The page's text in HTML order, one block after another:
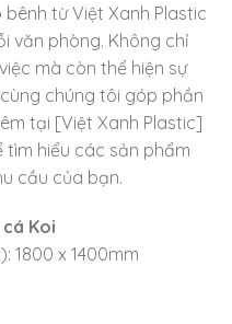
từ Việt Xanh Plastic
văn phòng. Không chỉ
mà còn thể hiện sự
chúng tôi góp phần
tại [Việt Xanh Plastic]
hiểu các sản phẩm
cầu của bạn.
Koi
1800 x 1400mm